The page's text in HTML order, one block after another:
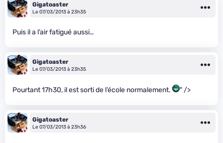
Gigatoaster
Le 07/03/2013 à 23h35
Puis il a l’air fatigué aussi…
Gigatoaster
Le 07/03/2013 à 23h35
Pourtant 17h30, il est sorti de l’école normalement. " />
Gigatoaster
Le 07/03/2013 à 23h36